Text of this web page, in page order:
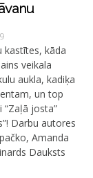
kastītes, kāda
veikala
aukla, kadiķa
un top
“Zaļā josta”
Darbu autores
Amanda
Dauksts